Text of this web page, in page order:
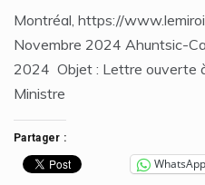
Montréal, https://
Novembre 2024 Ahuntsic-
2024 Objet : Lettre ouverte
Ministre
Partager :
WhatsApp